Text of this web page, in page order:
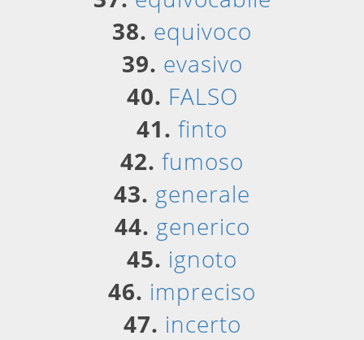
38. equivoco
39. evasivo
40. FALSO
41. finto
42. fumoso
43. generale
44. generico
45. ignoto
46. impreciso
47. incerto